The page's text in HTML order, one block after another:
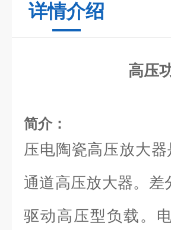
详情介绍
高压
简介：
压电陶瓷高压放大
通道高压放大器。差
驱动高压型负载。